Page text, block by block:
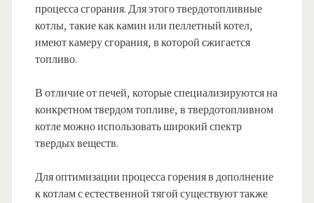
процесса сгорания. Для этого твердотопливные
котлы, такие как камин или пеллетный котел,
имеют камеру сгорания, в которой сжигается
топливо.
В отличие от печей, которые специализируются на
конкретном твердом топливе, в твердотопливном
котле можно использовать широкий спектр
твердых веществ.
Для оптимизации процесса горения в дополнение
к котлам с естественной тягой существуют также